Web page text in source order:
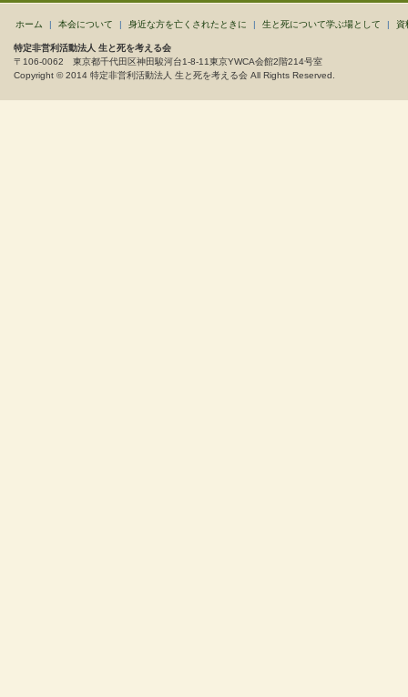
ホーム | 本会について | 身近な方を亡くされたときに | 生と死について学ぶ場として | 資
特定非営利活動法人 生と死を考える会
〒106-0062 東京都千代田区神田駿河台1-8-11東京YWCA会館2階214号室
Copyright © 2014 特定非営利活動法人 生と死を考える会 All Rights Reserved.